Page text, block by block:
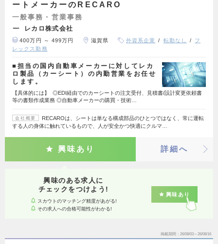
ートメーカーのRECARO
一般事務・営業事務
レカロ株式会社
400万円 ～ 499万円 滋賀県 外資系企業 転勤なし
フ
レックス勤務
■担当の国内自動車メーカーに対してレカ
ロ製品（カーシート）の内勤営業をお任せ
します。
【具体的には】 ◎EDI経由でのカーシートの注文受付、見積書/設計変更依頼書
等の書類作成業務 ◎自動車メーカーの購買・技術…
会社概要
RECAROは、シートは単なる構成部品のひとつではなく、常に運転
する人の身体に触れているもので、人が安全かつ快適にクルマ…
興味あり 詳細へ
興味のある求人に
チェックをつけよう!
スカウトのマッチング精度があがる!
その求人への合格可能性がわかる!
興味あり
掲載期間 26/08/03～26/08/16